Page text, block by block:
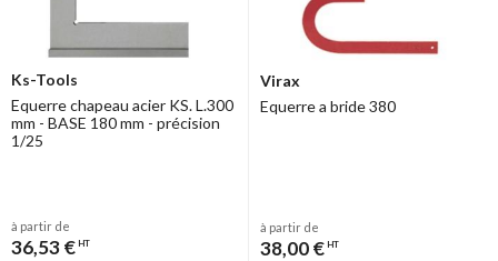
Ks-Tools
Equerre chapeau acier KS. L.300
mm - BASE 180 mm - précision
1/25
à partir de
36,53 € HT
Virax
Equerre a bride 380
à partir de
38,00 € HT